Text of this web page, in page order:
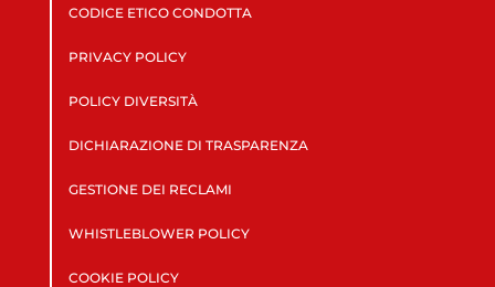
CODICE ETICO CONDOTTA
PRIVACY POLICY
POLICY DIVERSITÀ
DICHIARAZIONE DI TRASPARENZA
GESTIONE DEI RECLAMI
WHISTLEBLOWER POLICY
COOKIE POLICY